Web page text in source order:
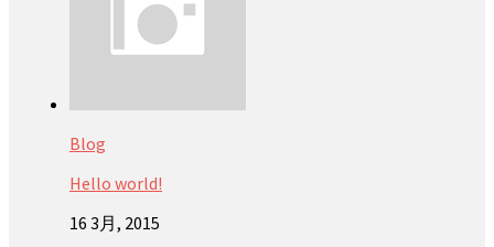
Blog
Hello world!
16 3月, 2015